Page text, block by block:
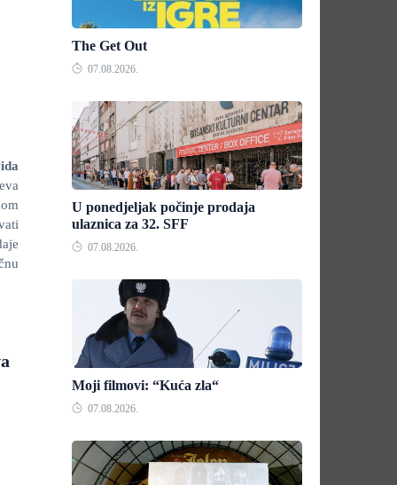
The Get Out
07.08.2026.
U ponedjeljak počinje prodaja
ulaznica za 32. SFF
07.08.2026.
Moji filmovi: “Kuća zla“
07.08.2026.